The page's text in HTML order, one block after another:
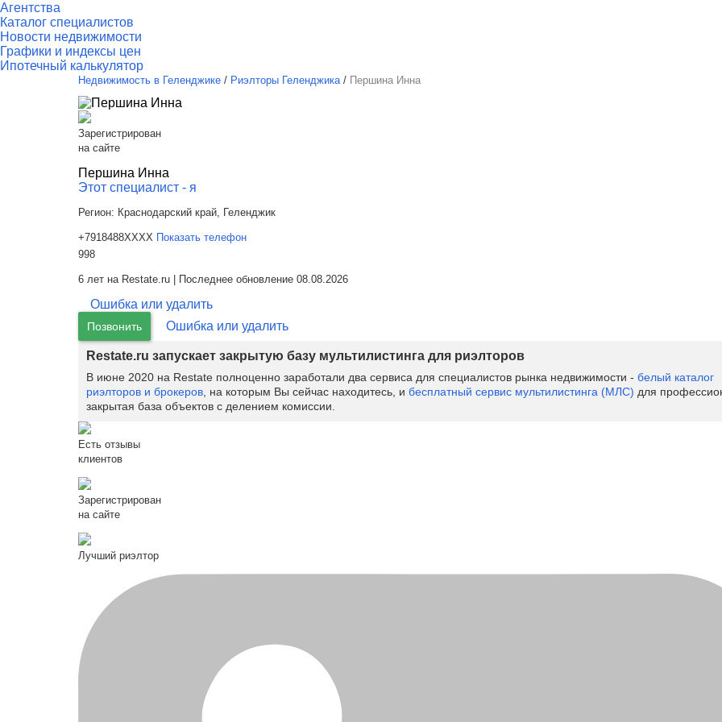
Агентства
Каталог специалистов
Новости недвижимости
Графики и индексы цен
Ипотечный калькулятор
Недвижимость в Геленджике / Риэлторы Геленджика / Першина Инна
Зарегистрирован
на сайте
Першина Инна
Этот специалист - я
Регион: Краснодарский край, Геленджик
+7918488XXXX Показать телефон
998
6 лет на Restate.ru | Последнее обновление 08.08.2026
Ошибка или удалить
Позвонить Ошибка или удалить
Restate.ru запускает закрытую базу мультилистинга для риэлторов
В июне 2020 на Restate полноценно заработали два сервиса для специалистов рынка недвижимости - белый каталог
риэлторов и брокеров , на которым Вы сейчас находитесь, и бесплатный сервис мультилистинга (МЛС) для
закрытая база объектов с делением комиссии.
Есть отзывы
клиентов
Зарегистрирован
на сайте
Лучший риэлтор